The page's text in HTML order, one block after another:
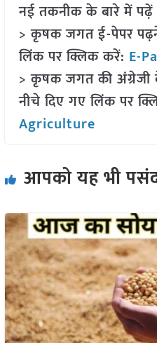
नई तकनीक के बारे में पढ़ें
> कृषक जगत ई-पेपर
लिंक पर क्लिक करें: E-
> कृषक जगत की अंग्रेजी
नीचे दिए गए लिंक पर
Agriculture
आपको यह भी